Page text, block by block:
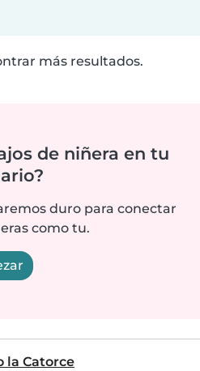
más resultados.
de niñera en tu
duro para conectar
como tu.
la Catorce